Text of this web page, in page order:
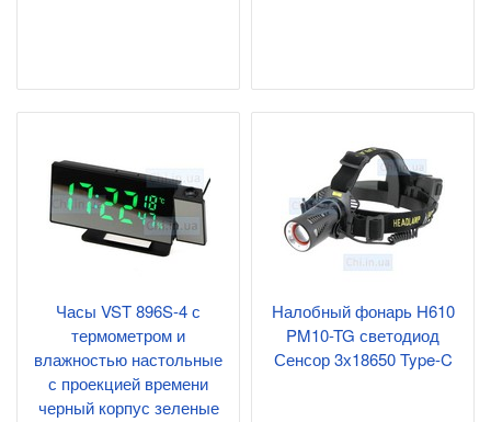
Часы VST 896S-4 с
термометром и
влажностью настольные
с проекцией времени
черный корпус зеленые
Налобный фонарь H610
PM10-TG светодиод
Сенсор 3х18650 Type-C